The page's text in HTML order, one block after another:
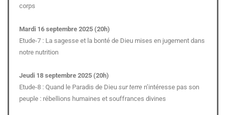
corps
Mardi 16 septembre 2025 (20h)
Etude-7 : La sagesse et la bonté de Dieu mises en jugement dans
notre nutrition
Jeudi 18 septembre 2025 (20h)
Etude-8 : Quand le Paradis de Dieu sur terre n’intéresse pas son
peuple : rébellions humaines et souffrances divines